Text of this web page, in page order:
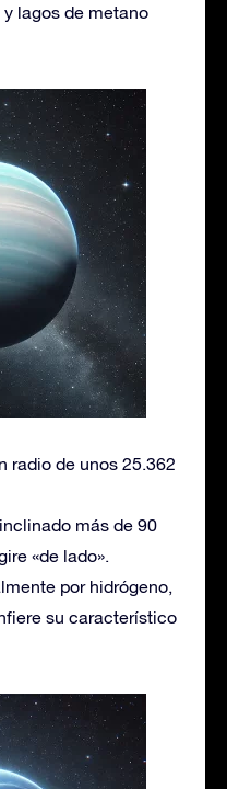
lagos de metano
radio de unos 25.362
más de 90
«de lado».
por hidrógeno,
su característico